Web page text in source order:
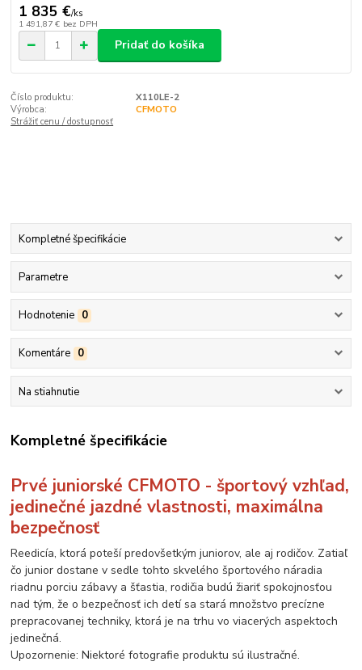
1 835 €/ks
1 491,87 € bez DPH
Pridať do košíka
Číslo produktu:
X110LE-2
Výrobca:
CFMOTO
Strážiť cenu / dostupnosť
Kompletné špecifikácie
Parametre
Hodnotenie 0
Komentáre 0
Na stiahnutie
Kompletné špecifikácie
Prvé juniorské CFMOTO - športový vzhľad,
jedinečné jazdné vlastnosti, maximálna
bezpečnosť
Reedicía, ktorá poteší predovšetkým juniorov, ale aj rodičov. Zatiaľ
čo junior dostane v sedle tohto skvelého športového náradia
riadnu porciu zábavy a šťastia, rodičia budú žiariť spokojnosťou
nad tým, že o bezpečnosť ich detí sa stará množstvo precízne
prepracovanej techniky, ktorá je na trhu vo viacerých aspektoch
jedinečná.
Upozornenie: Niektoré fotografie produktu sú ilustračné.